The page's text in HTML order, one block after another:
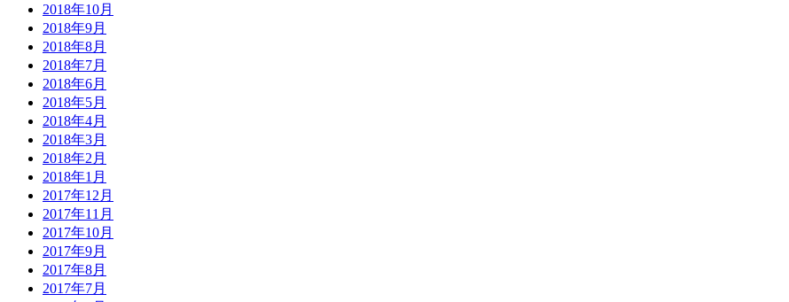
2018年10月
2018年9月
2018年8月
2018年7月
2018年6月
2018年5月
2018年4月
2018年3月
2018年2月
2018年1月
2017年12月
2017年11月
2017年10月
2017年9月
2017年8月
2017年7月